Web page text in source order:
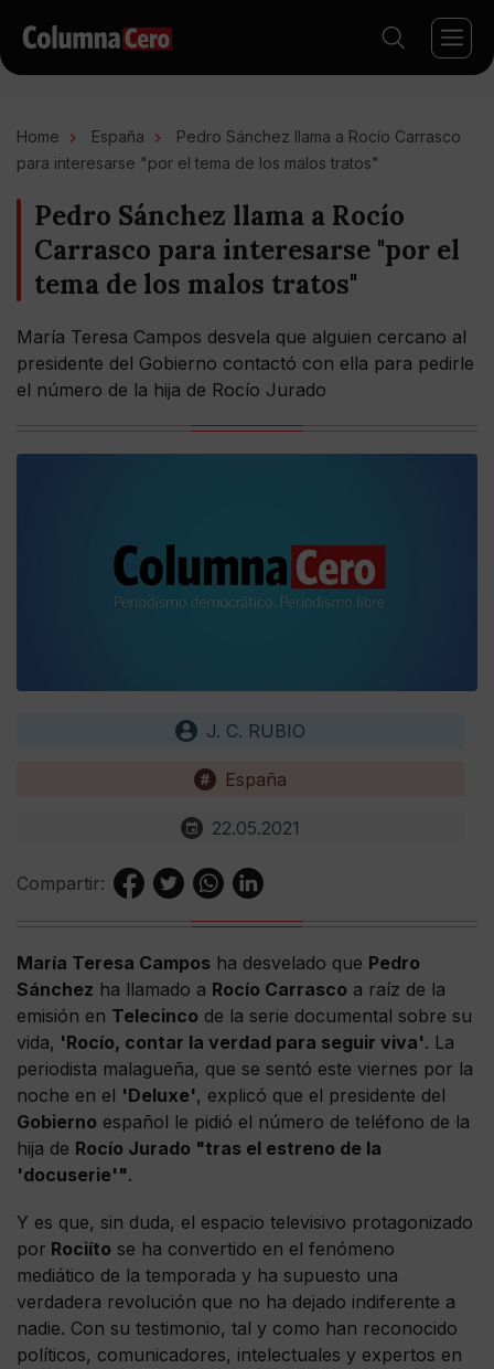
Home España
Pedro Sánchez llama a Rocío Carrasco
para interesarse "por el tema de los malos tratos"
Pedro Sánchez llama a Rocío
Carrasco para interesarse "por el
tema de los malos tratos"
María Teresa Campos desvela que alguien cercano al
presidente del Gobierno contactó con ella para pedirle
el número de la hija de Rocío Jurado
J. C. RUBIO
España
22.05.2021
Compartir:
María Teresa Campos ha desvelado que Pedro
Sánchez ha llamado a Rocío Carrasco a raíz de la
emisión en Telecinco de la serie documental sobre su
vida, 'Rocío, contar la verdad para seguir viva'. La
periodista malagueña, que se sentó este viernes por la
noche en el 'Deluxe', explicó que el presidente del
Gobierno español le pidió el número de teléfono de la
hija de Rocío Jurado "tras el estreno de la
'docuserie'".
Y es que, sin duda, el espacio televisivo protagonizado
por Rociíto se ha convertido en el fenómeno
mediático de la temporada y ha supuesto una
verdadera revolución que no ha dejado indiferente a
nadie. Con su testimonio, tal y como han reconocido
políticos, comunicadores, intelectuales y expertos en